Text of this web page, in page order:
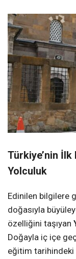
Türkiye’nin İlk
Yolculuk
Edinilen bilgilere
doğasıyla
özelliğini taşıyan
Doğayla iç içe
eğitim tarihindeki